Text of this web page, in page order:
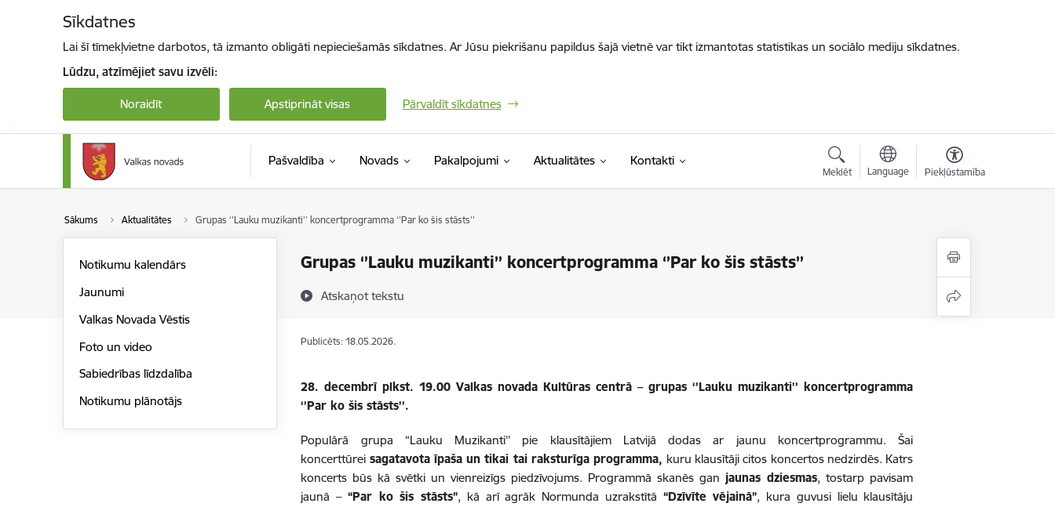
Sīkdatnes
Lai šī tīmekļvietne darbotos, tā izmanto obligāti nepieciešamās sīkdatnes. Ar Jūsu piekrišanu papildus šajā vietnē var tikt izmantotas statistikas un sociālo mediju sīkdatnes.
Lūdzu, atzīmējiet savu izvēli:
Noraidīt Apstiprināt visas Pārvaldīt sīkdatnes
Pašvaldība Novads Pakalpojumi Aktualitātes Kontakti
Meklēt Language Piekļūstamība
Sākums Aktualitātes Grupas ‘’Lauku muzikanti’’ koncertprogramma ‘’Par ko šis stāsts’’
Grupas ‘’Lauku muzikanti’’ koncertprogramma ‘’Par ko šis stāsts’’
Atskaņot tekstu
Notikumu kalendārs
Jaunumi
Valkas Novada Vēstis
Foto un video
Sabiedrības līdzdalība
Notikumu plānotājs
Publicēts: 18.05.2026.
28. decembrī plkst. 19.00 Valkas novada Kultūras centrā – grupas ‘’Lauku muzikanti’’ koncertprogramma
‘’Par ko šis stāsts’’.
Populārā grupa “Lauku Muzikanti’’ pie klausītājiem Latvijā dodas ar jaunu koncertprogrammu. Šai
koncerttūrei sagatavota īpaša un tikai tai raksturīga programma, kuru klausītāji citos koncertos nedzirdēs. Katrs
koncerts būs kā svētki un vienreizīgs piedzīvojums. Programmā skanēs gan jaunas dziesmas, tostarp pavisam
jaunā – “Par ko šis stāsts”, kā arī agrāk Normunda uzrakstītā “Dzīvīte vējainā”, kura guvusi lielu klausītāju